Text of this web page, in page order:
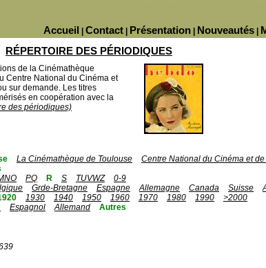
Nouveautés
Présentation
Contact
Accueil
RÉPERTOIRE DES PÉRIODIQUES
de la Cinémathèque
Centre National du Cinéma et
sur demande. Les titres
en coopération avec la
des périodiques)
La Cinémathèque de Toulouse
Centre National du Cinéma et
PQ R S TUVWZ
0-9
Grde-Bretagne Espagne Allemagne Canada Suisse
1930 1940 1950 1960 1970 1980 1990
>2000
Espagnol Allemand
Autres